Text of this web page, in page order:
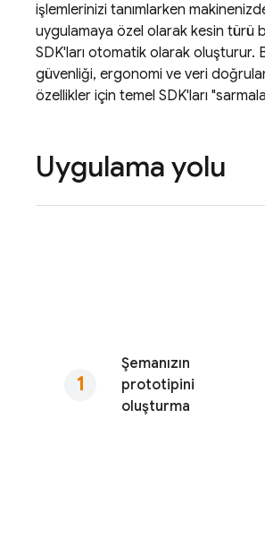
işlemlerinizi tanımlarken
uygulamaya özel olarak kesin türü
SDK'ları otomatik olarak oluşturur.
güvenliği, ergonomi ve veri
özellikler için temel SDK'ları
Uygulama yolu
Şemanızın
prototipini
oluşturma